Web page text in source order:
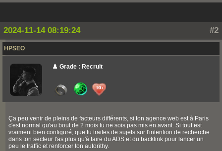
content="#000000" />
<meta name="msapplication-TileImage"
content="https://..................-180.png" />
<meta http-equiv="X-UA-Compatible"
content="IE=edge" />
<!-- Open Graph meta tags (Pour Facebook)-->
<meta property="og:url"
content="https://.............." />
<meta property="og:title"
content="................. - Conception de sites Web
property="og:description"
content="Nous créons des sites web
professionnel, portfolio, CV, blog, e-commerce
captivants professionnel et adaptés à vos besoins"
/>
#2
2024-11-14 08:19:24
HPSEO
♟️ Grade : Recruit
Ça peu venir de pleins de facteurs différents, si ton agence web est à Paris
c'est normal qu'au bout de 2 mois tu ne sois pas mis en avant. Si tout est
vraiment bien configuré, que tu traites de sujets sur l'intention de recherche
dans ton secteur t'as plus qu'à faire du ADS et du backlink pour lancer un
peu le traffic et renforcer ton autorithy.